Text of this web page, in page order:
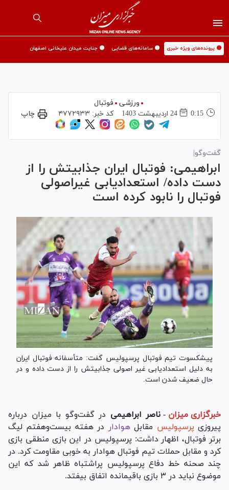
🟡 پرونده‌های ویژه خبری 🟡 سامانه‌های قضایی 🟡 جنایت میدان علیخانی اصفهان
ورزشی
فوتبال
0:15
24 ارديبهشت 1403 کد خبر: ۴۷۷۲۹۳۳ چاپ
گفت‌وگو|
ابراهیمی: فوتبال ایران جذابیتش را از
دست داده/ استعدادیابی غیراصولی
فوتبال را نابود کرده است
پیشکسوت تیم فوتبال پرسپولیس گفت: متأسفانه فوتبال ایران
به دلیل استعدادیابی غیر اصولی جذابیتش را از دست داده و در
حال ضعیف شدن است.
خبرگزاری میزان - ناصر ابراهیمی در گفت‌وگو با میزان درباره
پیروزی پرسپولیس مقابلهوادار در هفته بیست‌وهفتم لیگ
برتر فوتبال، اظهار داشت: پرسپولیس در این بازی منطقی بازی
کرد و مقابل حملات تیم فوتبال هوادار به خوبی مقاومت کرد. در
چند صحنه خط دفاع پرسپولیس پراشتباه ظاهر شد که این
موضوع نباید در ۳ بازی باقیمانده اتفاق بیفتد.